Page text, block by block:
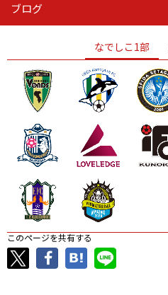
ニッパツ
ニッパツ 名古屋
ブログ
なでしこ1部
このページを共有する